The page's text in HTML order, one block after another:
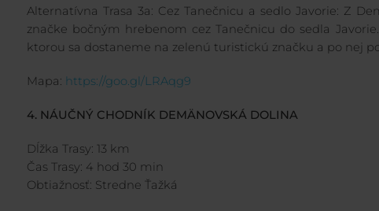
Alternatívna Trasa 3a: Cez Tanečnicu a sedlo Javorie: Z
značke bočným hrebenom cez Tanečnicu do sedla
ktorou sa dostaneme na zelenú turistickú značku a po nej
Mapa: https://goo.gl/LRAqg9
4. NÁUČNÝ CHODNÍK DEMÄNOVSKÁ DOLINA
Dĺžka Trasy: 13 km
Čas Trasy: 4 hod 30 min
Obtiažnosť: Stredne Ťažká